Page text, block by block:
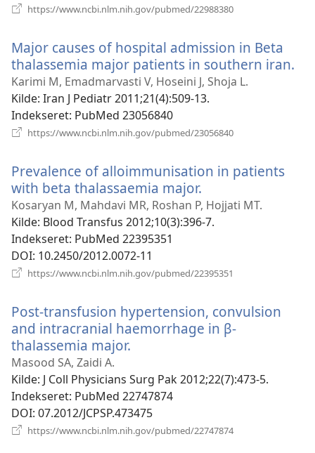
https://www.ncbi.nlm.nih.gov/pubmed/22988380
Major causes of hospital admission in Beta
thalassemia major patients in southern iran.
Karimi M, Emadmarvasti V, Hoseini J, Shoja L.
Kilde‎: Iran J Pediatr 2011;21(4):509-13.
Indekseret‎: PubMed 23056840
https://www.ncbi.nlm.nih.gov/pubmed/23056840
Prevalence of alloimmunisation in patients
with beta thalassaemia major.
nyt
vindue)
Kosaryan M, Mahdavi MR, Roshan P, Hojjati MT.
Kilde‎: Blood Transfus 2012;10(3):396-7.
Indekseret‎: PubMed 22395351
DOI‎: 10.2450/2012.0072-11
https://www.ncbi.nlm.nih.gov/pubmed/22395351
Post-transfusion hypertension, convulsion
and intracranial haemorrhage in β-
thalassemia major.
vindue)
Masood SA, Zaidi A.
Kilde‎: J Coll Physicians Surg Pak 2012;22(7):473-5.
Indekseret‎: PubMed 22747874
DOI‎: 07.2012/JCPSP.473475
https://www.ncbi.nlm.nih.gov/pubmed/22747874